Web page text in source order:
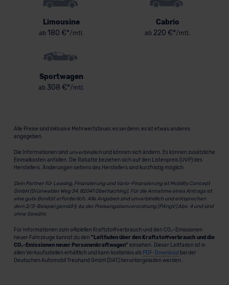
Limousine
ab 180 €*/mtl.
Cabrio
ab 220 €*/mtl.
Sportwagen
ab 308 €*/mtl.
Alle Preise sind inklusive Mehrwertsteuer, es sei denn, es ist etwas anderes
angegeben.
Die Informationen sind unverbindlichund können sich ändern. Es können zusätzliche
Einmalkosten anfallen. Die Rabatte beziehen sich auf den Listenpreis (UVP) des
Herstellers. Änderungen seitens des Herstellers sind kurzfristig möglich.
Dein Partner für Leasing, Finanzierung und Vario-Finanzierung ist Mobility Concept
GmbH (Grünwalder Weg 34, 82041 Oberhaching). Für die Annahme eines Antrags ist
eine gute Bonität erforderlich. Alle Angaben sind unverbindlich und entsprechen
dem 2/3-Beispiel gemäß § 6a der Preisangabenverordnung (PAngV) Abs. 4 und sind
ohne Gewähr.
Für Informationen zum offiziellen Kraftstoffverbrauch und den CO₂-Emissionen
neuer Fahrzeuge kannst du den "Leitfaden über den Kraftstoffverbrauch und die
CO₂-Emissionen neuer Personenkraftwagen" einsehen. Dieser Leitfaden ist in
allen Verkaufsstellen erhältlich und kann kostenlos als PDF-Download bei der
Deutschen Automobil Treuhand GmbH (DAT) heruntergeladen werden.